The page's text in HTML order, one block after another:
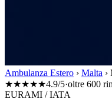
Ambulanza Estero › Malta ›
★★★★★4.9/5·oltre 600
EURAMI / IATA